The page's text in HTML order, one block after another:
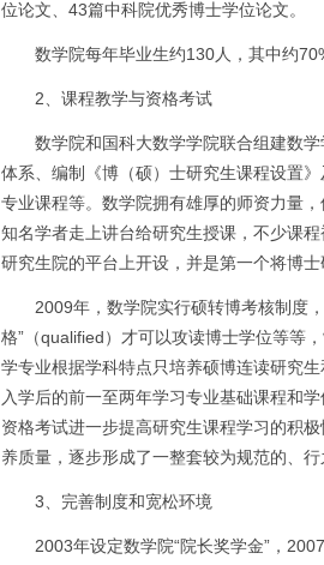
位论文、 43篇中科院优秀博士学位论文。
数学院每年毕业生约130人，其中约
2、课程教学与资格考试
数学院和国科大数学学院联合组建数学
体系、编制《博（硕）士研究生课程设置
专业课程等。数学院拥有雄厚的师资力量
知名学者走上讲台给研究生授课，不少课
研究生院的平台上开设，并是第一个将博
2009年，数学院实行硕转博考核制度
格”（qualified ）才可以攻读博士学位等等
学专业根据学科特点只培养硕博连读研究
入学后的前一至两年学习专业基础课程和
资格考试进一步提高研究生课程学习的积
养质量，逐步形成了一整套较为规范的、
3、完善制度和宽松环境
2003年设定数学院“ 院长奖学金”， 2007